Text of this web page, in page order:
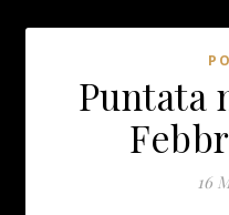
Puntata
16